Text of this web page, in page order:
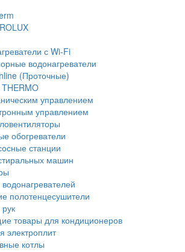
с Wi-Fi
водонагреватели
(Проточные)
THERMO
управлением
управлением
обогреватели
станции
машин
полотенцесушители
товары для кондиционеров
электроплит
котлы